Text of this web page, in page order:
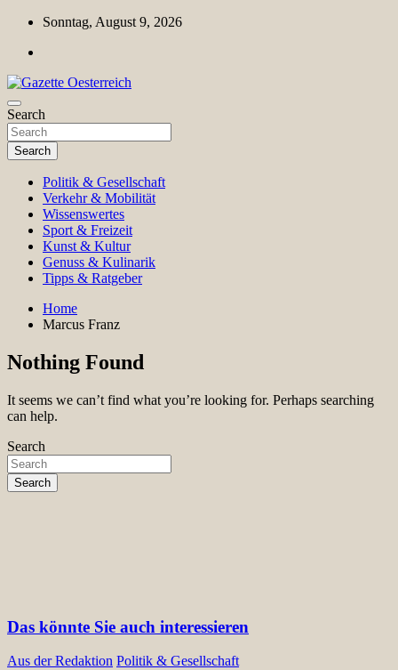
Skip
content
Sonntag, August 9, 2026
Gazette Oesterreich
Magazin für Freizeit, Politik, Kultur & Wissenschaft
Search
Search
Politik & Gesellschaft
Verkehr & Mobilität
Wissenswertes
Sport & Freizeit
Kunst & Kultur
Genuss & Kulinarik
Tipps & Ratgeber
Home
Marcus Franz
Nothing Found
It seems we can’t find what you’re looking for. Perhaps searching
can help.
Search
Search
Das könnte Sie auch interessieren
Aus der Redaktion Politik & Gesellschaft